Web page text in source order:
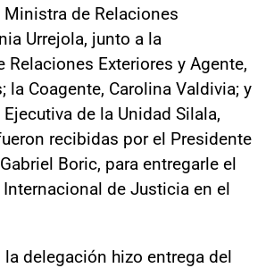
Ministra de Relaciones
Urrejola, junto a la
Relaciones Exteriores y Agente,
la Coagente, Carolina Valdivia; y
de la Unidad Silala,
recibidas por el Presidente
Boric, para entregarle el
de Justicia en el
la delegación hizo entrega del